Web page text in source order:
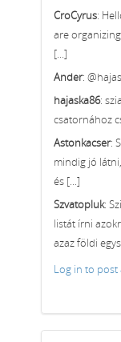
CroCyrus:
are
[...]
Ander:
hajaska86:
csatornához
Astonkacser:
mindig jó
és [...]
Szvatopluk:
listát írni
azaz földi
Log in to post